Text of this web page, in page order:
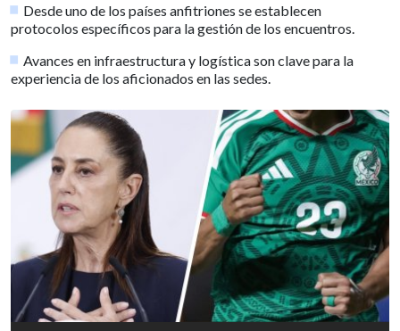
Desde uno de los países anfitriones se establecen
protocolos específicos para la gestión de los encuentros.
Avances en infraestructura y logística son clave para la
experiencia de los aficionados en las sedes.